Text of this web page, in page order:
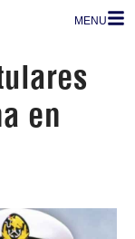
MENU
en